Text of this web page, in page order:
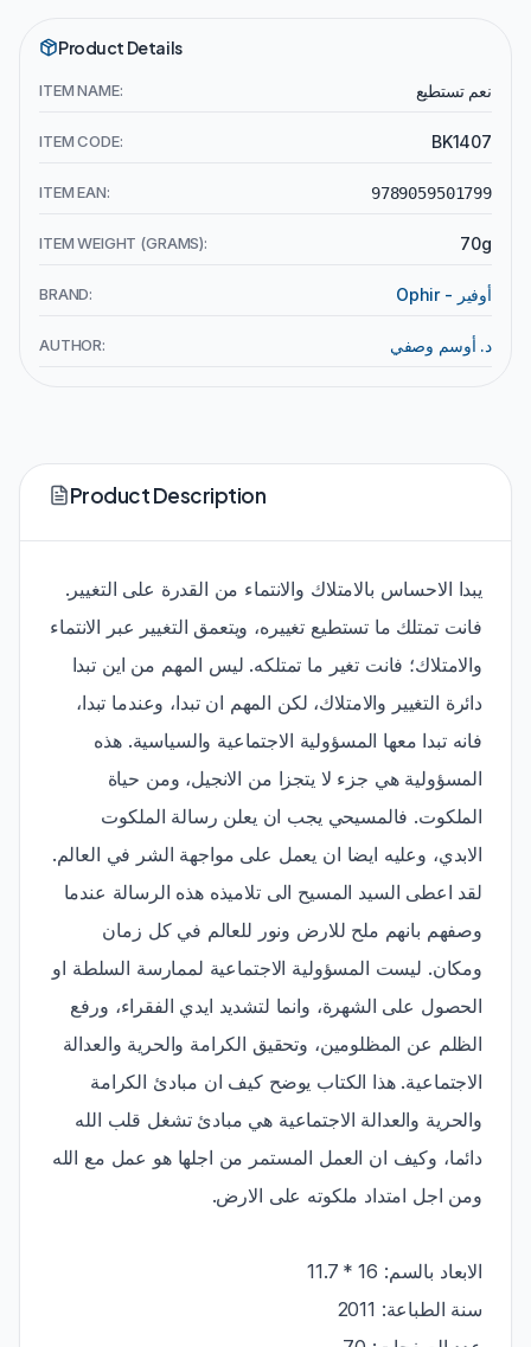
Product Details
ITEM NAME: نعم تستطيع
ITEM CODE: BK1407
ITEM EAN: 9789059501799
ITEM WEIGHT (GRAMS): 70g
BRAND: Ophir - أوفير
AUTHOR: د. أوسم وصفي
Product Description
يبدا الاحساس بالامتلاك والانتماء من القدرة على التغيير.
فانت تمتلك ما تستطيع تغييره، ويتعمق التغيير عبر الانتماء
والامتلاك؛ فانت تغير ما تمتلكه. ليس المهم من اين تبدا
دائرة التغيير والامتلاك، لكن المهم ان تبدا، وعندما تبدا،
فانه تبدا معها المسؤولية الاجتماعية والسياسية. هذه
المسؤولية هي جزء لا يتجزا من الانجيل، ومن حياة
الملكوت. فالمسيحي يجب ان يعلن رسالة الملكوت
الابدي، وعليه ايضا ان يعمل على مواجهة الشر في العالم.
لقد اعطى السيد المسيح الى تلاميذه هذه الرسالة عندما
وصفهم بانهم ملح للارض ونور للعالم في كل زمان
ومكان. ليست المسؤولية الاجتماعية لممارسة السلطة او
الحصول على الشهرة، وانما لتشديد ايدي الفقراء، ورفع
الظلم عن المظلومين، وتحقيق الكرامة والحرية والعدالة
الاجتماعية. هذا الكتاب يوضح كيف ان مبادئ الكرامة
والحرية والعدالة الاجتماعية هي مبادئ تشغل قلب الله
دائما، وكيف ان العمل المستمر من اجلها هو عمل مع الله
ومن اجل امتداد ملكوته على الارض.
الابعاد بالسم: 16 * 11.7
سنة الطباعة: 2011